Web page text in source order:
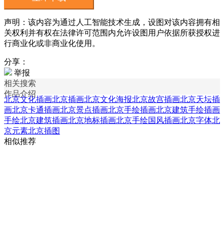
声明：该内容为通过人工智能技术生成，设图对该内容拥有相
关权利并有权在法律许可范围内允许设图用户依据所获授权进
行商业化或非商业化使用。
分享：
举报
相关搜索
作品介绍
北京文化插画北京插画北京文化海报北京故宫插画北京天坛插
画北京卡通插画北京景点插画北京手绘插画北京建筑手绘插画
手绘北京建筑插画北京地标插画北京手绘国风插画北京字体北
京元素北京插图
相似推荐